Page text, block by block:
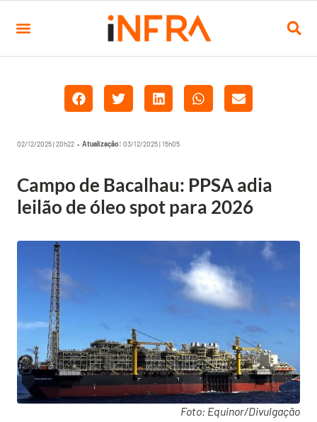
02/12/2025 | 20h22 • Atualização: 03/12/2025 | 15h05
Campo de Bacalhau: PPSA adia
leilão de óleo spot para 2026
Foto: Equinor/Divulgação